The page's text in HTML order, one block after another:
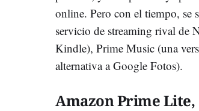
online. Pero con el tiempo, se
servicio de streaming rival de
Kindle), Prime Music (una
alternativa a Google Fotos).
Amazon Prime